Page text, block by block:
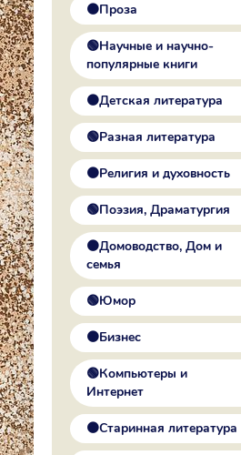
🟠Проза
🟢Научные и научно-
популярные книги
🟠Детская литература
🟢Разная литература
🟠Религия и духовность
🟢Поэзия, Драматургия
🟠Домоводство, Дом и
семья
🟢Юмор
🟠Бизнес
🟢Компьютеры и
Интернет
🟠Старинная литература